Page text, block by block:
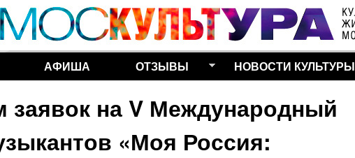
Перейти к основному
содержанию
АФИША ОТЗЫВЫ НОВОСТИ КУЛЬТУРЫ
заявок на V Международный
«Моя Россия: